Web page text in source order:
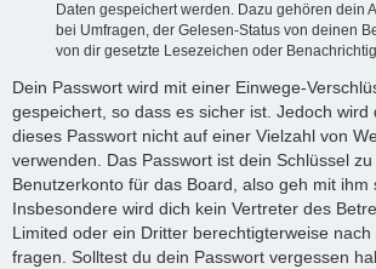
Daten gespeichert werden. Dazu gehören dein
bei Umfragen, der Gelesen-Status von deinen
von dir gesetzte Lesezeichen oder
Dein Passwort wird mit einer Einwege-
gespeichert, so dass es sicher ist. Jedoch wird
dieses Passwort nicht auf einer Vielzahl von
verwenden. Das Passwort ist dein Schlüssel
Benutzerkonto für das Board, also geh mit ihm
Insbesondere wird dich kein Vertreter des
Limited oder ein Dritter berechtigterweise
fragen. Solltest du dein Passwort vergessen